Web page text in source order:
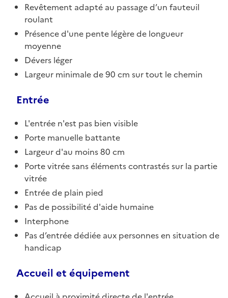
Revêtement adapté au passage d’un fauteuil
roulant
Présence d'une pente légère de longueur
moyenne
Dévers léger
Largeur minimale de 90 cm sur tout le chemin
Entrée
L'entrée n'est pas bien visible
Porte manuelle battante
Largeur d'au moins 80 cm
Porte vitrée sans éléments contrastés sur la partie
vitrée
Entrée de plain pied
Pas de possibilité d'aide humaine
Interphone
Pas d’entrée dédiée aux personnes en situation de
handicap
Accueil et équipement